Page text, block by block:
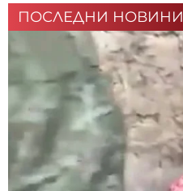
ПОСЛЕДНИ НОВИНИ